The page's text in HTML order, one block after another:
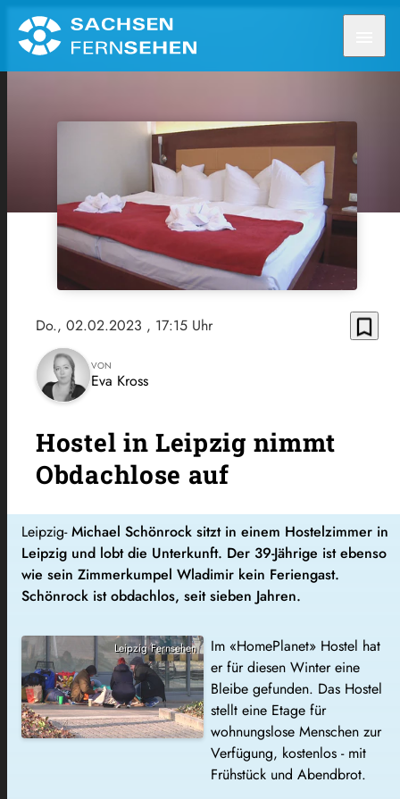
Do., 02.02.2023 , 17:15 Uhr bookmark_border
VON
Eva Kross
Hostel in Leipzig nimmt
Obdachlose auf
Leipzig-Michael Schönrock sitzt in einem Hostelzimmer in
Leipzig und lobt die Unterkunft. Der 39-Jährige ist ebenso
wie sein Zimmerkumpel Wladimir kein Feriengast.
Schönrock ist obdachlos, seit sieben Jahren.
Leipzig Fernsehen
Im «HomePlanet» Hostel hat
er für diesen Winter eine
Bleibe gefunden. Das Hostel
stellt eine Etage für
wohnungslose Menschen zur
Verfügung, kostenlos - mit
Frühstück und Abendbrot.